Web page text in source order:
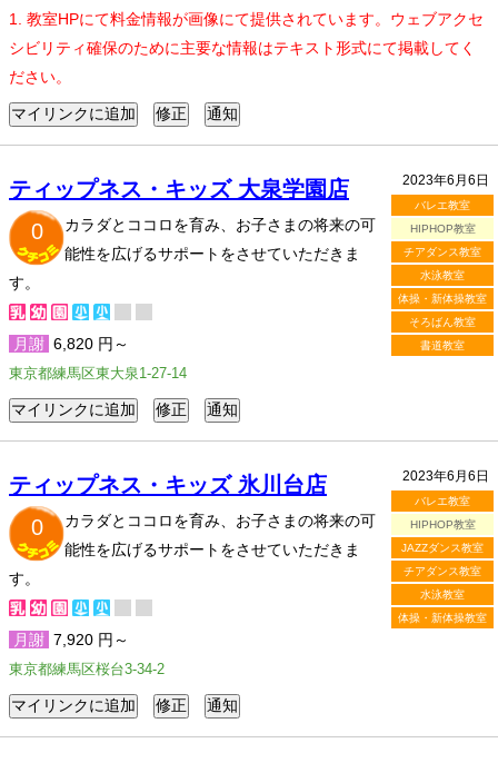
1. 教室HPにて料金情報が画像にて提供されています。ウェブアクセ
シビリティ確保のために主要な情報はテキスト形式にて掲載してく
ださい。
2023年6月6日
バレエ教室
HIPHOP教室
チアダンス教室
水泳教室
体操・新体操教室
そろばん教室
書道教室
ティップネス・キッズ 大泉学園店
0
カラダとココロを育み、お子さまの将来の可
能性を広げるサポートをさせていただきま
す。
月謝 6,820 円～
東京都練馬区東大泉1-27-14
2023年6月6日
バレエ教室
HIPHOP教室
JAZZダンス教室
チアダンス教室
水泳教室
体操・新体操教室
ティップネス・キッズ 氷川台店
0
カラダとココロを育み、お子さまの将来の可
能性を広げるサポートをさせていただきま
す。
月謝 7,920 円～
東京都練馬区桜台3-34-2